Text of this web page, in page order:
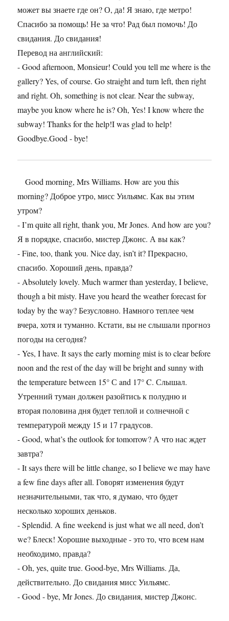
может вы знаете где он? О, да! Я знаю, где метро!
Спасибо за помощь! Не за что! Рад был помочь! До
свидания. До свидания!
Перевод на английский:
- Good afternoon, Monsieur! Could you tell me where is the
gallery? Yes, of course. Go straight and turn left, then right
and right. Oh, something is not clear. Near the subway,
maybe you know where he is? Oh, Yes! I know where the
subway! Thanks for the help!I was glad to help!
Goodbye.Good - bye!
Good morning, Mrs Williams. How are you this
morning? Доброе утро, мисс Уильямс. Как вы этим
утром?
- I’m quite all right, thank you, Mr Jones. And how are you?
Я в порядке, спасибо, мистер Джонс. А вы как?
- Fine, too, thank you. Nice day, isn’t it? Прекрасно,
спасибо. Хороший день, правда?
- Absolutely lovely. Much warmer than yesterday, I believe,
though a bit misty. Have you heard the weather forecast for
today by the way? Безусловно. Намного теплее чем
вчера, хотя и туманно. Кстати, вы не слышали прогноз
погоды на сегодня?
- Yes, I have. It says the early morning mist is to clear before
noon and the rest of the day will be bright and sunny with
the temperature between 15° С and 17° C. Слышал.
Утренний туман должен разойтись к полудню и
вторая половина дня будет теплой и солнечной с
температурой между 15 и 17 градусов.
- Good, what’s the outlook for tomorrow? А что нас ждет
завтра?
- It says there will be little change, so I believe we may have
a few fine days after all. Говорят изменения будут
незначительными, так что, я думаю, что будет
несколько хороших деньков.
- Splendid. A fine weekend is just what we all need, don’t
we? Блеск! Хорошие выходные - это то, что всем нам
необходимо, правда?
- Oh, yes, quite true. Good-bye, Mrs Williams. Да,
действительно. До свидания мисс Уильямс.
- Good - bye, Mr Jones. До свидания, мистер Джонс.